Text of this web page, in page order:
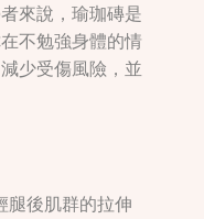
來說，瑜珈磚是
不勉強身體的情
少受傷風險，並
腿後肌群的拉伸